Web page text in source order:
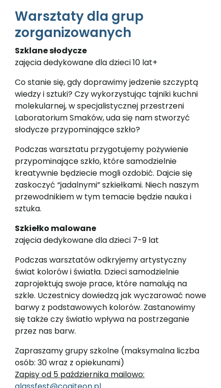
Warsztaty dla grup
zorganizowanych
Szklane słodycze
zajęcia dedykowane dla dzieci 10 lat+
Co stanie się, gdy doprawimy jedzenie szczyptą
wiedzy i sztuki? Czy wykorzystując tajniki kuchni
molekularnej, w specjalistycznej przestrzeni
Laboratorium Smaków, uda się nam stworzyć
słodycze przypominające szkło?
Podczas warsztatu przygotujemy pożywienie
przypominające szkło, które samodzielnie
kreatywnie będziecie mogli ozdobić. Dajcie się
zaskoczyć “jadalnymi” szkiełkami. Niech naszym
przewodnikiem w tym temacie będzie nauka i
sztuka.
Szkiełko malowane
zajęcia dedykowane dla dzieci 7-9 lat
Podczas warsztatów odkryjemy artystyczny
świat kolorów i światła. Dzieci samodzielnie
zaprojektują swoje prace, które namalują na
szkle. Uczestnicy dowiedzą jak wyczarować nowe
barwy z podstawowych kolorów. Zastanowimy
się także czy światło wpływa na postrzeganie
przez nas barw.
Zapraszamy grupy szkolne (maksymalna liczba
osób: 30 wraz z opiekunami)
Zapisy od 5 października mailowo: